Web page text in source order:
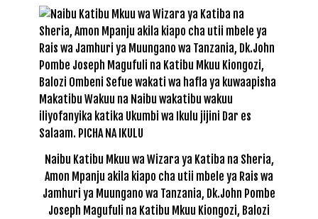
Naibu Katibu Mkuu wa Wizara ya Katiba na Sheria,
Amon Mpanju akila kiapo cha utii mbele ya Rais wa
Jamhuri ya Muungano wa Tanzania, Dk.John Pombe
Joseph Magufuli na Katibu Mkuu Kiongozi, Balozi